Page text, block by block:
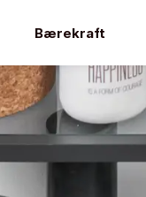
Bærekraft